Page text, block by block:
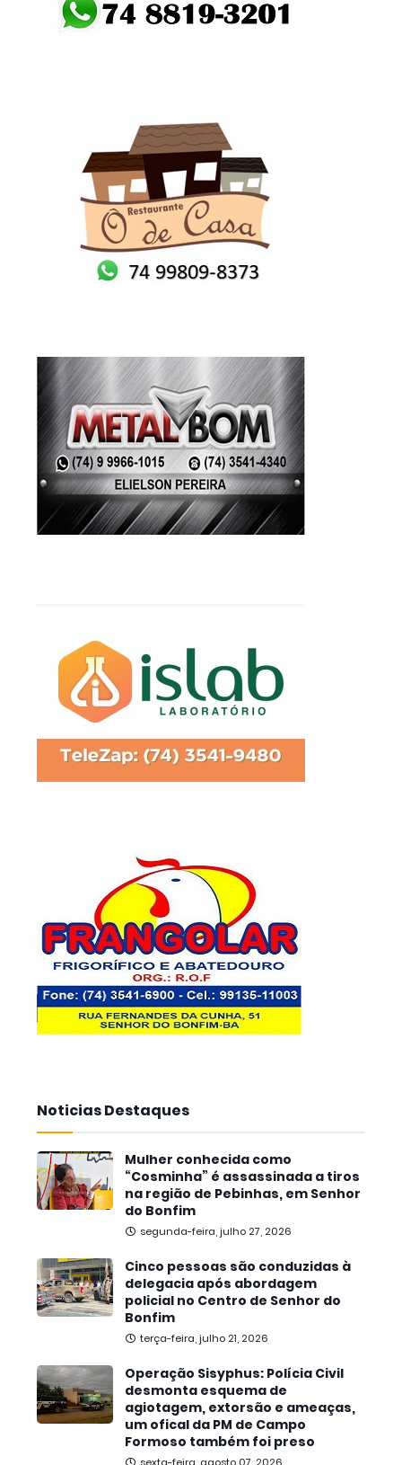
Noticias Destaques
Mulher conhecida como
“Cosminha” é assassinada a tiros
na região de Pebinhas, em Senhor
do Bonfim
segunda-feira, julho 27, 2026
Cinco pessoas são conduzidas à
delegacia após abordagem
policial no Centro de Senhor do
Bonfim
terça-feira, julho 21, 2026
Operação Sisyphus: Polícia Civil
desmonta esquema de
agiotagem, extorsão e ameaças,
um ofical da PM de Campo
Formoso também foi preso